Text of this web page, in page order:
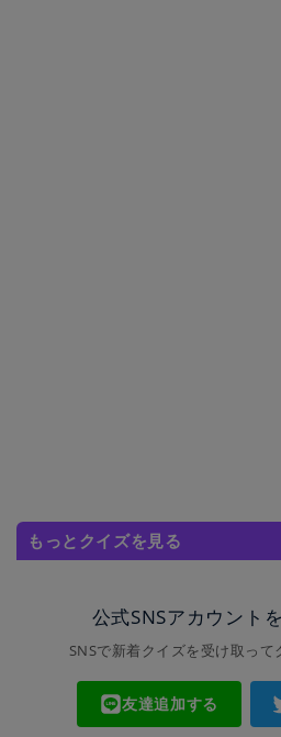
もっとクイズを見る
公式SNSアカウント
SNSで新着クイズを受け取って
友達追加する